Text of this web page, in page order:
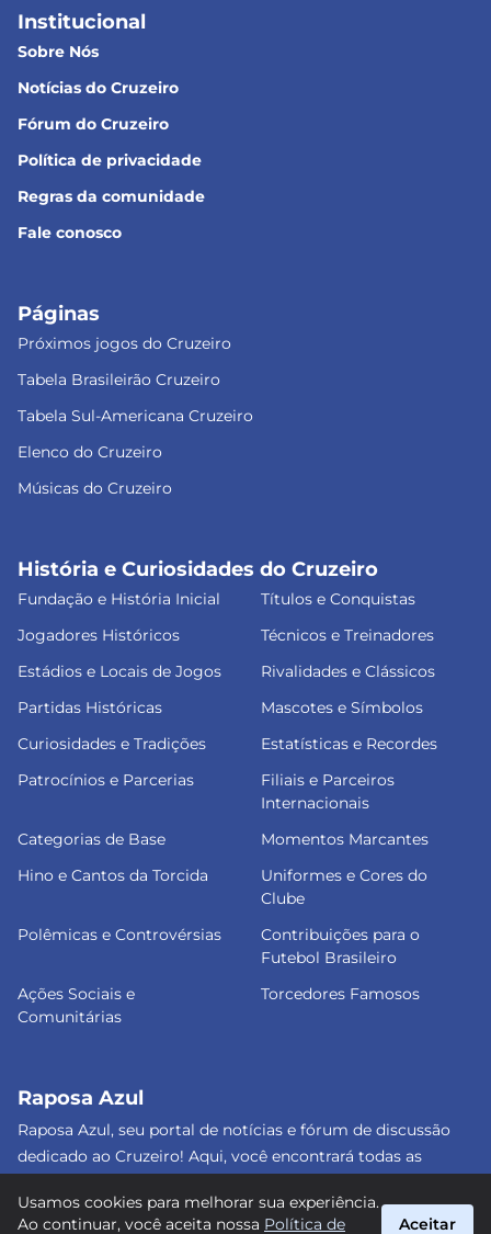
Institucional
Sobre Nós
Notícias do Cruzeiro
Fórum do Cruzeiro
Política de privacidade
Regras da comunidade
Fale conosco
Páginas
Próximos jogos do Cruzeiro
Tabela Brasileirão Cruzeiro
Tabela Sul-Americana Cruzeiro
Elenco do Cruzeiro
Músicas do Cruzeiro
História e Curiosidades do Cruzeiro
Fundação e História Inicial
Títulos e Conquistas
Jogadores Históricos
Técnicos e Treinadores
Estádios e Locais de Jogos
Rivalidades e Clássicos
Partidas Históricas
Mascotes e Símbolos
Curiosidades e Tradições
Estatísticas e Recordes
Patrocínios e Parcerias
Filiais e Parceiros
Internacionais
Categorias de Base
Momentos Marcantes
Hino e Cantos da Torcida
Uniformes e Cores do
Clube
Polêmicas e Controvérsias
Contribuições para o
Futebol Brasileiro
Ações Sociais e
Comunitárias
Torcedores Famosos
Raposa Azul
Raposa Azul, seu portal de notícias e fórum de discussão
dedicado ao Cruzeiro! Aqui, você encontrará todas as
sobre o nosso amado clube. Junte-se a nós e faça parte
Usamos cookies para melhorar sua experiência.
Ao continuar, você aceita nossa Política de Aceitar